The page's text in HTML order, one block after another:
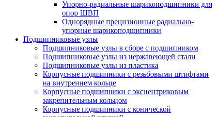
Упорно-радиальные шарикоподшипники для
опор ШВП
Однорядные прецизионные радиально-
упорные шарикоподшипники
Подшипниковые узлы
Подшипниковые узлы в сборе с подшипником
Подшипниковые узлы из нержавеющей стали
Подшипниковые узлы из пластика
Корпусные подшипники с резьбовыми штифтами
на внутреннем кольце
Корпусные подшипники с эксцентриковым
закрепительным кольцом
Корпусные подшипники с конической